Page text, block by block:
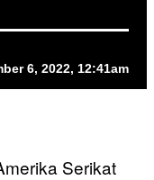
6, 2022, 12:41am
Serikat